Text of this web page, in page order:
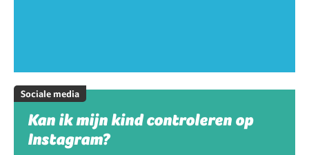
Sociale media
Kan ik mijn kind controleren op
Instagram?